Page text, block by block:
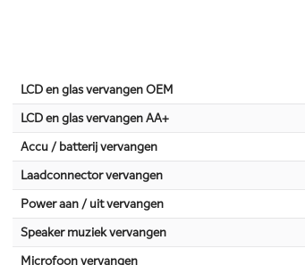
LCD en glas vervangen OEM
LCD en glas vervangen AA+
Accu / batterij vervangen
Laadconnector vervangen
Power aan / uit vervangen
Speaker muziek vervangen
Microfoon vervangen